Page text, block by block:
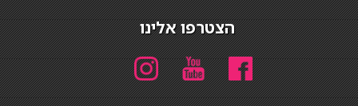
הצטרפו אלינו